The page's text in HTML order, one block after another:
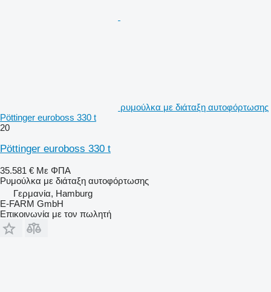
ρυμούλκα με διάταξη αυτοφόρτωσης
Pöttinger euroboss 330 t
20
Pöttinger euroboss 330 t
35.581 € Με ΦΠΑ
Ρυμούλκα με διάταξη αυτοφόρτωσης
Γερμανία, Hamburg
E-FARM GmbH
Επικοινωνία με τον πωλητή